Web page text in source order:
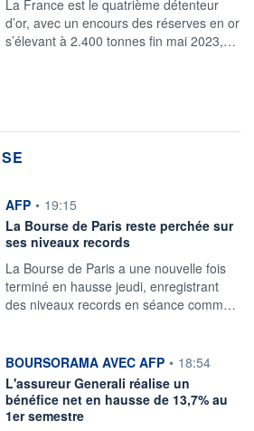
La France est le quatrième détenteur
d’or, avec un encours des réserves en or
s’élevant à 2.400 tonnes fin mai 2023,…
information fournie par
AFP • 19:15
La Bourse de Paris reste perchée sur
ses niveaux records
La Bourse de Paris a une nouvelle fois
terminé en hausse jeudi, enregistrant
des niveaux records en séance comm…
information fournie par
BOURSORAMA AVEC AFP • 18:54
L'assureur Generali réalise un
bénéfice net en hausse de 13,7% au
1er semestre